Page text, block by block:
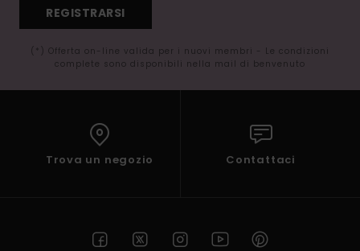
REGISTRARSI
(*) Offerta on-line valida per i nuovi membri - Le condizioni
complete sono disponibili nella mail di benvenuto
Trova un negozio Contattaci